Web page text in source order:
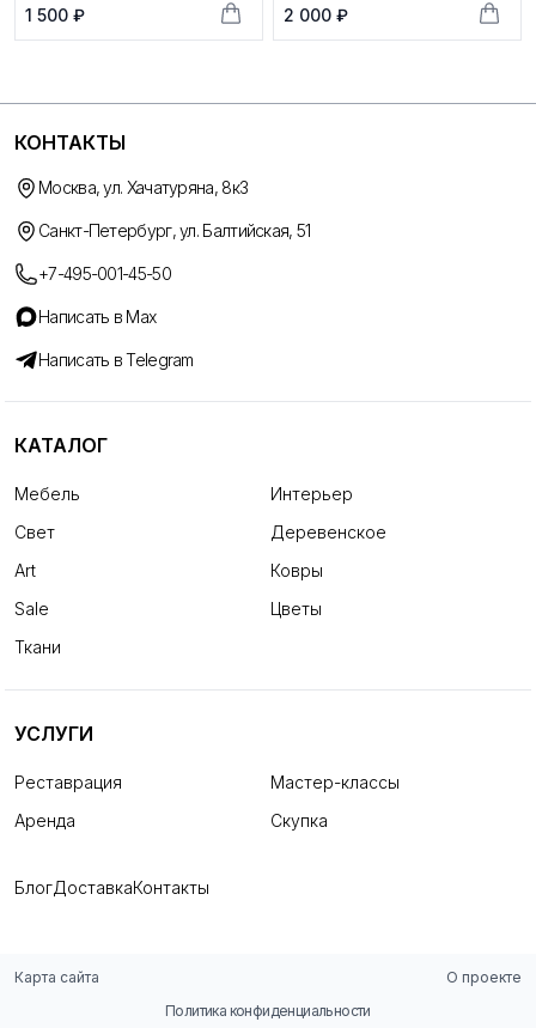
1 500 ₽ 2 000 ₽
КОНТАКТЫ
Москва, ул. Хачатуряна, 8к3
Санкт-Петербург, ул. Балтийская, 51
+7-495-001-45-50
Написать в Max
Написать в Telegram
КАТАЛОГ
Мебель
Интерьер
Свет
Деревенское
Art
Ковры
Sale
Цветы
Ткани
УСЛУГИ
Реставрация
Мастер-классы
Аренда
Скупка
БлогДоставкаКонтакты
Карта сайта
О проекте
Политика конфиденциальности